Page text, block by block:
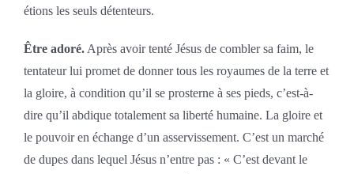
étions les seuls détenteurs.
Être adoré.Après avoir tenté Jésus de combler sa faim, le
tentateur lui promet de donner tous les royaumes de la terre et
la gloire, à condition qu’il se prosterne à ses pieds, c’est-à-
dire qu’il abdique totalement sa liberté humaine. La gloire et
le pouvoir en échange d’un asservissement. C’est un marché
de dupes dans lequel Jésus n’entre pas : « C’est devant le